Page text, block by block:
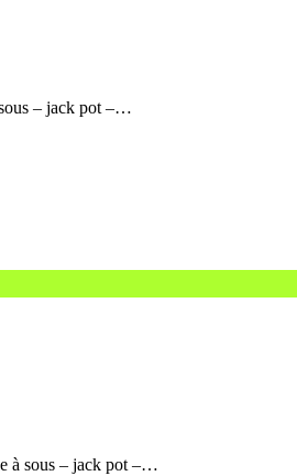
– jack pot –…
à sous – jack pot –…